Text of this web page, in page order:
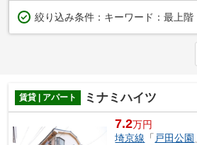
絞り込み条件： キーワード：最上階
賃貸 | アパート ミナミハイツ
7.2万円
埼京線 「 戸田公園